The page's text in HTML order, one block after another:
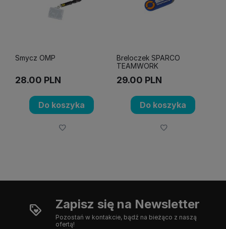
Smycz OMP
28.00 PLN
Do koszyka
Breloczek SPARCO
TEAMWORK
29.00 PLN
Do koszyka
Zapisz się na Newsletter
Pozostań w kontakcie, bądź na bieżąco z naszą
ofertą!